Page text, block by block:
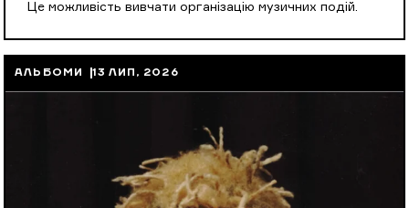
Це можливість вивчати організацію музичних подій.
АЛЬБОМИ 13 ЛИП, 2026